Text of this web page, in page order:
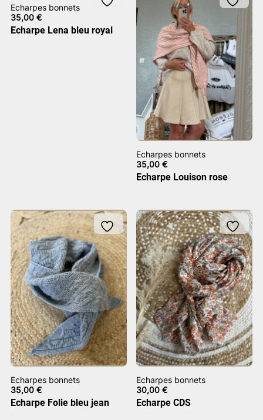
Echarpes bonnets
35,00 €
Echarpe Lena bleu royal
Echarpes bonnets
35,00€
Echarpe Louison rose
Echarpes bonnets
35,00 €
Echarpe Folie bleu jean
Echarpes bonnets
30,00€
Echarpe CDS